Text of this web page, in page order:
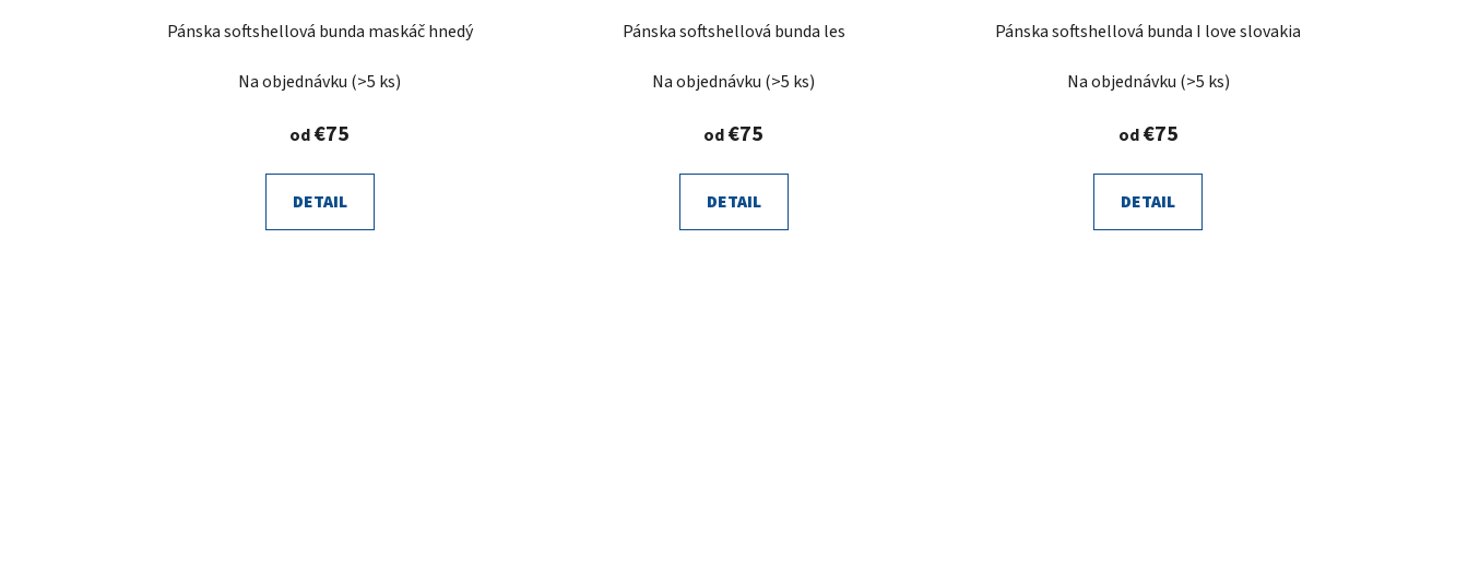
Pánska softshellová bunda maskáč hnedý
Na objednávku (>5 ks)
od€75
DETAIL
Pánska softshellová bunda les
Na objednávku (>5 ks)
od€75
DETAIL
Pánska softshellová bunda I love slovakia
Na objednávku (>5 ks)
od€75
DETAIL